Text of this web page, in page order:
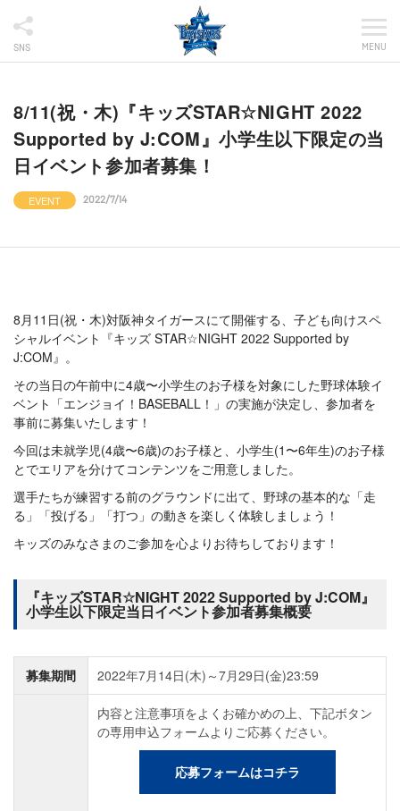
SNS MENU
8/11(祝・木)『キッズSTAR☆NIGHT 2022
Supported by J:COM』小学生以下限定の当
日イベント参加者募集！
EVENT 2022/7/14
8月11日(祝・木)対阪神タイガースにて開催する、子ども向けスペ
シャルイベント『キッズ STAR☆NIGHT 2022 Supported by
J:COM』。
その当日の午前中に4歳〜小学生のお子様を対象にした野球体験イ
ベント「エンジョイ！BASEBALL！」の実施が決定し、参加者を
事前に募集いたします！
今回は未就学児(4歳〜6歳)のお子様と、小学生(1〜6年生)のお子様
とでエリアを分けてコンテンツをご用意しました。
選手たちが練習する前のグラウンドに出て、野球の基本的な「走
る」「投げる」「打つ」の動きを楽しく体験しましょう！
キッズのみなさまのご参加を心よりお待ちしております！
『キッズSTAR☆NIGHT 2022 Supported by J:COM』
小学生以下限定当日イベント参加者募集概要
募集期間 2022年7月14日(木)～7月29日(金)23:59
内容と注意事項をよくお確かめの上、下記ボタン
の専用申込フォームよりご応募ください。
応募フォームはコチラ